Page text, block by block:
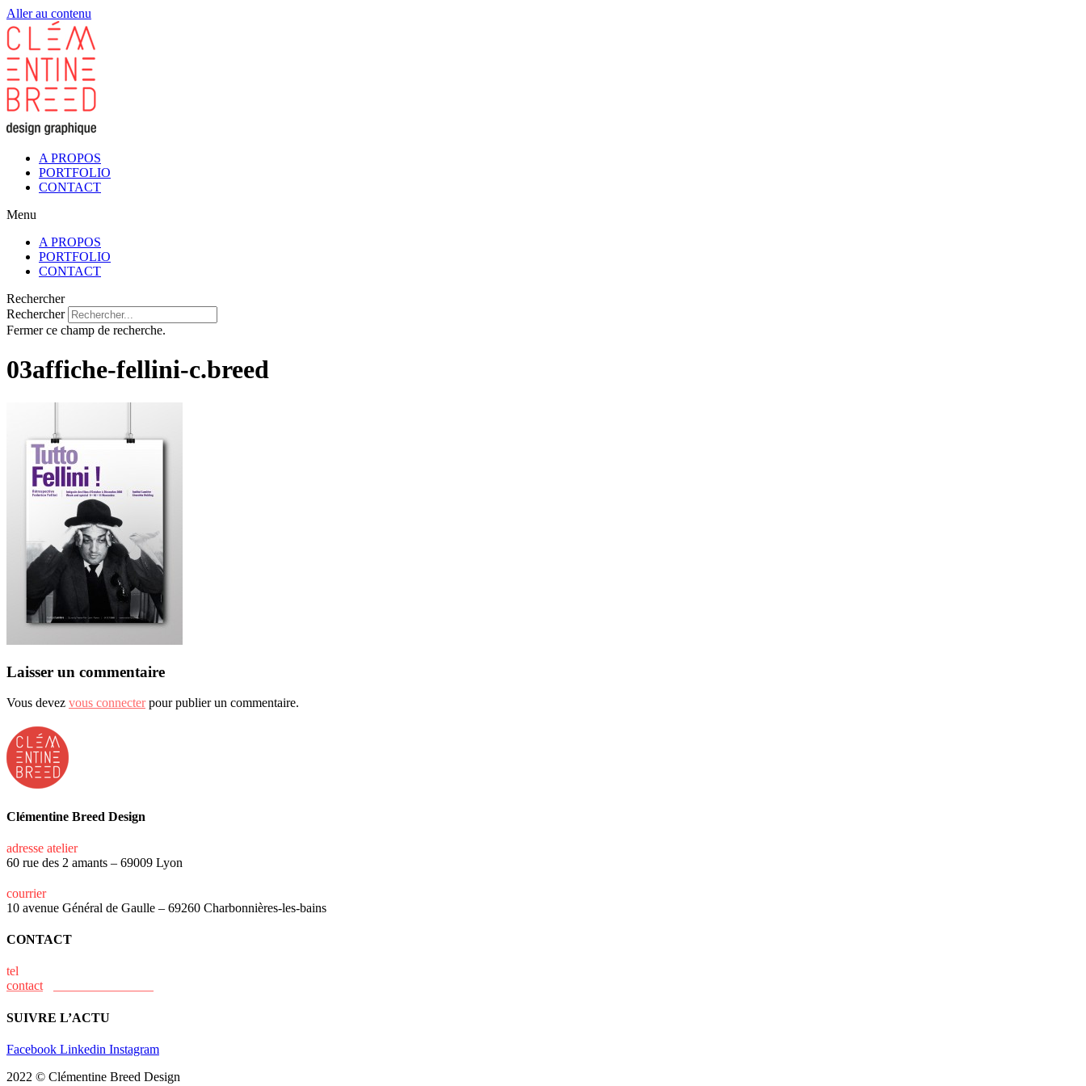
Aller au contenu
A PROPOS
PORTFOLIO
CONTACT
Menu
A PROPOS
PORTFOLIO
CONTACT
Rechercher
Rechercher
Fermer ce champ de recherche.
03affiche-fellini-c.breed
Laisser un commentaire
Vous devez vous connecterpour publier un commentaire.
Clémentine Breed Design
adresse atelier
60 rue des 2 amants – 69009 Lyon
courrier
10 avenue Général de Gaulle – 69260 Charbonnières-les-bains
CONTACT
tel
contact
SUIVRE L’ACTU
Facebook Linkedin Instagram
2022 © Clémentine Breed Design